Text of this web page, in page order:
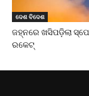
ଦେଶ ବିଦେଶ
ଜହ୍ନରେ ଖସିପଡ଼ିଲା
ରକେଟ୍‌